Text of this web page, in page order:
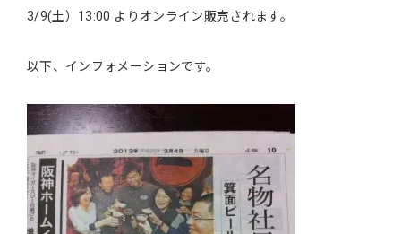
3/9(土）13:00 よりオンライン販売されます。
以下、インフォメーションです。